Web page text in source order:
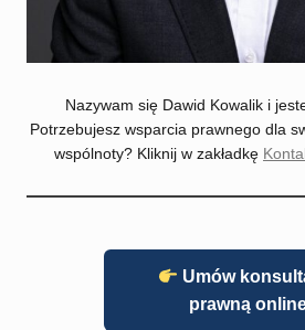
Nazywam się Dawid Kowalik i
Potrzebujesz wsparcia prawnego dla
wspólnoty? Kliknij w zakładkę
Umów
prawną